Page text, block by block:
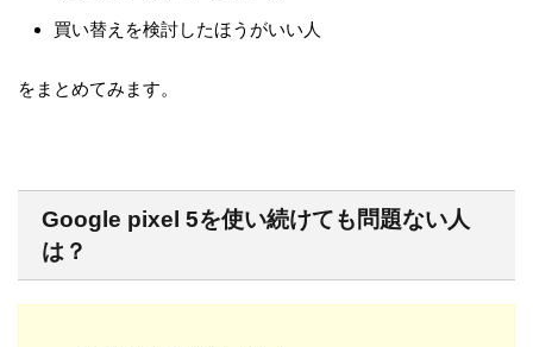
買い替えを検討したほうがいい人
をまとめてみます。
Google pixel 5を使い続けても問題ない人
は？